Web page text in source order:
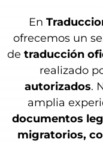
En
ofrecemos un
de traducción
realizado
autorizados.
amplia
documentos
migratorios,